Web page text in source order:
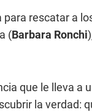
rescatar a
(Barbara Ronchi
que le lleva a
la verdad: